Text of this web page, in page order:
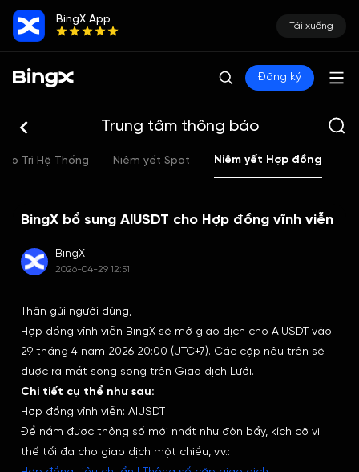
BingX App
Tải xuống
Đăng ký
Trung tâm thông báo
Trì Hệ Thống Niêm yết Spot Niêm yết Hợp đồng
BingX bổ sung AIUSDT cho Hợp đồng vĩnh viễn
BingX
2026-04-29 12:51
Thân gửi người dùng,
Hợp đồng vĩnh viễn BingX sẽ mở giao dịch cho AIUSDT vào
29 tháng 4 năm 2026 20:00 (UTC+7). Các cặp nêu trên sẽ
được ra mắt song song trên Giao dịch Lưới.
Chi tiết cụ thể như sau:
Hợp đồng vĩnh viễn: AIUSDT
Để nắm được thông số mới nhất như đòn bẩy, kích cỡ vị
thế tối đa cho giao dịch một chiều, v.v.: